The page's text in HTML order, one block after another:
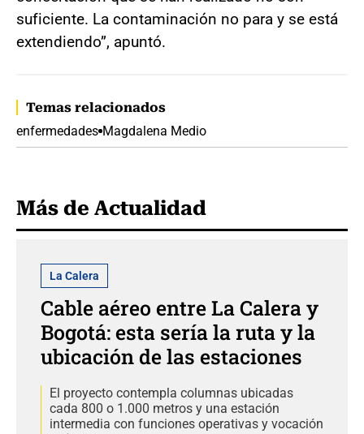
suficiente. La contaminación no para y se está
extendiendo”, apuntó.
Temas relacionados
enfermedades Magdalena Medio
Más de Actualidad
La Calera
Cable aéreo entre La Calera y
Bogotá: esta sería la ruta y la
ubicación de las estaciones
El proyecto contempla columnas ubicadas
cada 800 o 1.000 metros y una estación
intermedia con funciones operativas y vocación